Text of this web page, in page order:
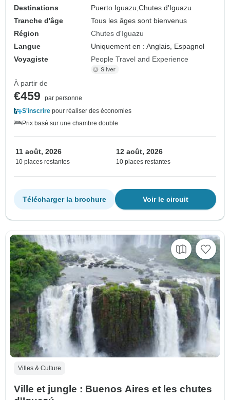
Destinations
Puerto Iguazu,Chutes d'Iguazu
Tranche d'âge
Tous les âges sont bienvenus
Région
Chutes d'Iguazu
Langue
Uniquement en : Anglais, Espagnol
Voyagiste
People Travel and Experience
À partir de
€459
par personne
S'inscrire pour réaliser des économies
Prix basé sur une chambre double
11 août, 2026
10 places restantes
12 août, 2026
10 places restantes
Voir le circuit
Télécharger la brochure
Villes & Culture
Ville et jungle : Buenos Aires et les chutes